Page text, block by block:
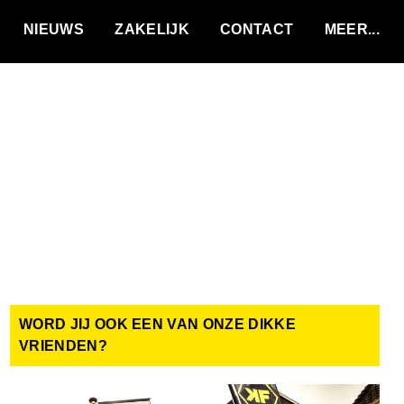
NIEUWS ZAKELIJK CONTACT
WORD JIJ OOK EEN VAN ONZE DIKKE
VRIENDEN?